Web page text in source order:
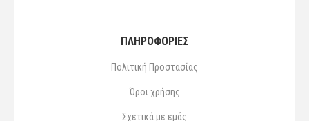
ΠΛΗΡΟΦΟΡΙΕΣ
Πολιτική Προστασίας
Όροι χρήσης
Σχετικά με εμάς